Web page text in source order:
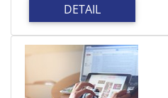
DETAIL